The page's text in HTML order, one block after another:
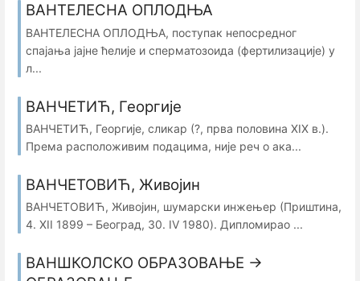
ВАНТЕЛЕСНА ОПЛОДЊА
ВАНТЕЛЕСНА ОПЛОДЊА, поступак непосредног
спајања јајне ћелије и сперматозоида (фертилизације) у
л...
ВАНЧЕТИЋ, Георгије
ВАНЧЕТИЋ, Георгије, сликар (?, прва половина XIX в.).
Према расположивим подацима, није реч о ака...
ВАНЧЕТОВИЋ, Живојин
ВАНЧЕТОВИЋ, Живојин, шумарски инжењер (Приштина,
4. XII 1899 – Београд, 30. IV 1980). Дипломирао ...
ВАНШКОЛСКО ОБРАЗОВАЊЕ →